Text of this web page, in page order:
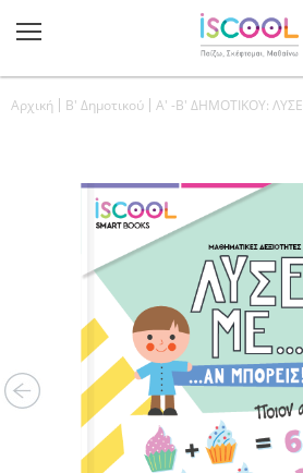
Αρχική Β' Δημοτικού Α' -Β' ΔΗΜΟΤΙΚΟΥ: